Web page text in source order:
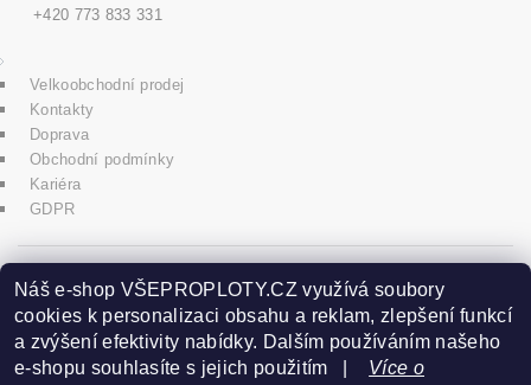
+420 773 833 331
Velkoobchodní prodej
Kontakty
Doprava
Obchodní podmínky
Kariéra
GDPR
icons8.com
Praha - Herink
Náš e-shop VŠEPROPLOTY.CZ využívá soubory
cookies k personalizaci obsahu a reklam, zlepšení funkcí
a zvýšení efektivity nabídky. Dalším používáním našeho
e-shopu souhlasíte s jejich použitím | Více o